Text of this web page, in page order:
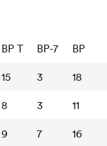
BP T BP-7 BP
15 3 18
8 3 11
9 7 16